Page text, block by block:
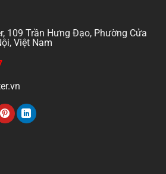
109 Trần Hưng Đạo, Phường Cửa
Việt Nam